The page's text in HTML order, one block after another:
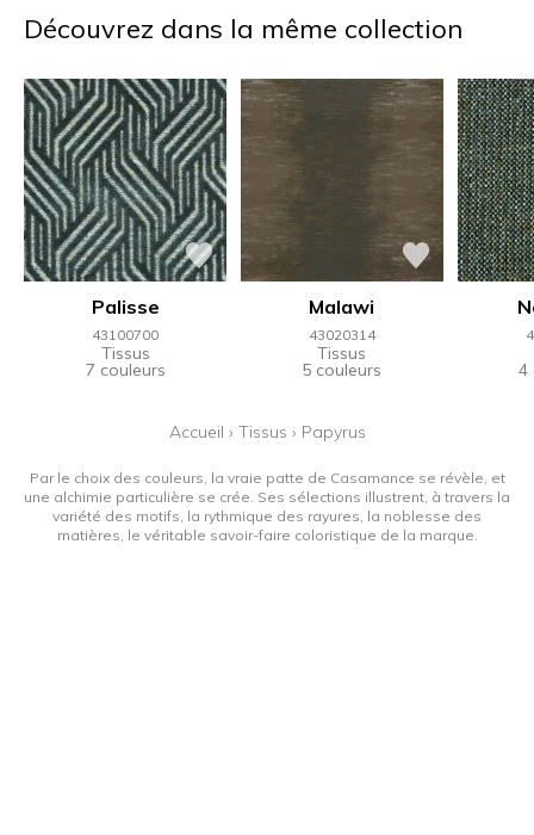
Découvrez dans la même collection
Palisse
43100700
Tissus
7 couleurs
Malawi
43020314
Tissus
5 couleurs 4
Accueil › Tissus › Papyrus
Par le choix des couleurs, la vraie patte de Casamance se révèle, et
une alchimie particulière se crée. Ses sélections illustrent, à travers la
variété des motifs, la rythmique des rayures, la noblesse des
matières, le véritable savoir-faire coloristique de la marque.